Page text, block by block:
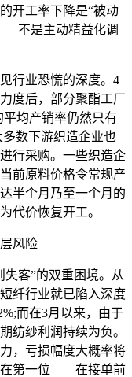
开工率下降是“被动
不是主动精益化调
行业恐慌的深度。4
度后，部分聚酯工厂
平均产销率仍然只有
数下游织造企业也
行采购。一些织造企
前原料价格令常规产
半个月乃至一个月的
代价恢复开工。
风险
客”的双重困境。从
纤行业就已陷入深度
而在3月以来，由于
纺纱利润持续为负。
，亏损幅度大概率将
在第一位——在接单前